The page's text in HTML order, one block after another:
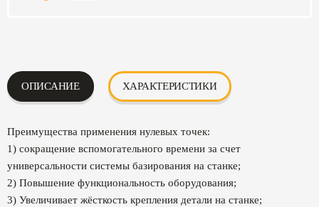
ОПИСАНИЕ ХАРАКТЕРИСТИКИ
Преимущества применения нулевых точек:
1) сокращение вспомогательного времени за счет
универсальности системы базирования на станке;
2) Повышение функциональность оборудования;
3) Увеличивает жёсткость крепления детали на станке;